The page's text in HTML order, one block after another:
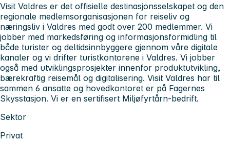
Visit Valdres er det offisielle destinasjonsselskapet og den
regionale medlemsorganisasjonen for reiseliv og
næringsliv i Valdres med godt over 200 medlemmer. Vi
jobber med markedsføring og informasjonsformidling til
både turister og deltidsinnbyggere gjennom våre digitale
kanaler og vi drifter turistkontorene i Valdres. Vi jobber
også med utviklingsprosjekter innenfor produktutvikling,
bærekraftig reisemål og digitalisering. Visit Valdres har til
sammen 6 ansatte og hovedkontoret er på Fagernes
Skysstasjon. Vi er en sertifisert Miljøfyrtårn-bedrift.
Sektor
Privat